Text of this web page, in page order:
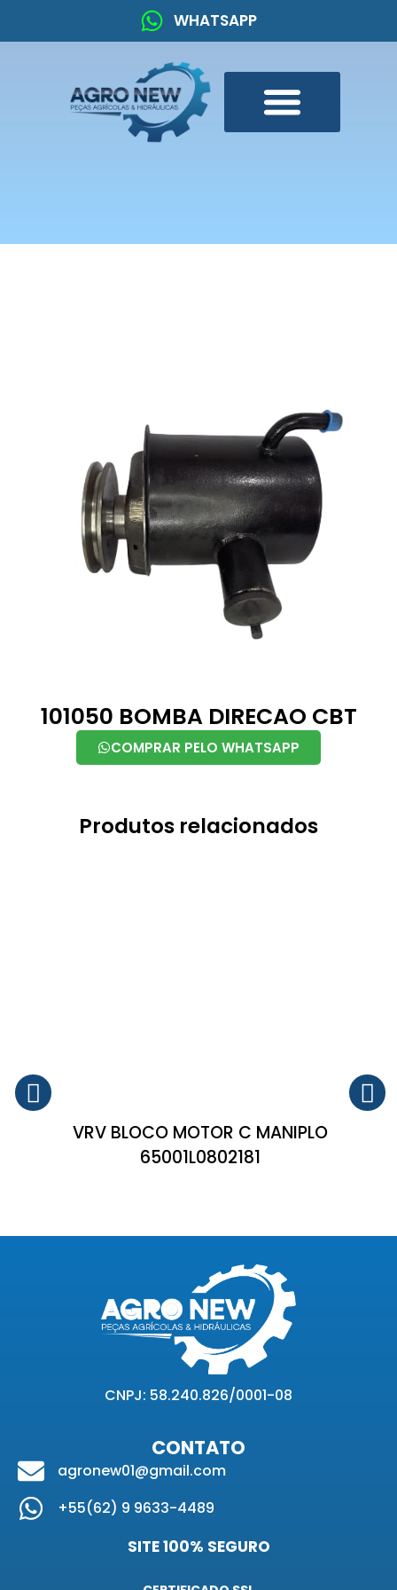
WHATSAPP
101050 BOMBA DIRECAO CBT
COMPRAR PELO WHATSAPP
Produtos relacionados
VRV BLOCO MOTOR C MANIPLO
65001L0802181
CNPJ: 58.240.826/0001-08
CONTATO
agronew01@gmail.com
+55(62) 9 9633-4489
SITE 100% SEGURO